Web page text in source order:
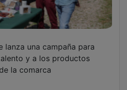
y a los productos
la comarca